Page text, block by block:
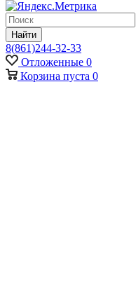
Найти
8(861)244-32-33
Отложенные 0
Корзина пуста 0